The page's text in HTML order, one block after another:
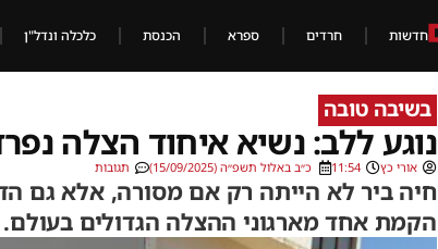
חדשות חרדים ספרא הכנסת כלכלה ונדל"ן
בשיבה טובה
נוגע ללב: נשיא איחוד הצלה
אורי כץ 11:54 כ״ב באלול תשפ״ה (15/09/2025) תגובות
חיה ביר לא הייתה רק אם מסורה, אלא גם
הקמת אחד מארגוני ההצלה הגדולים בעולם.